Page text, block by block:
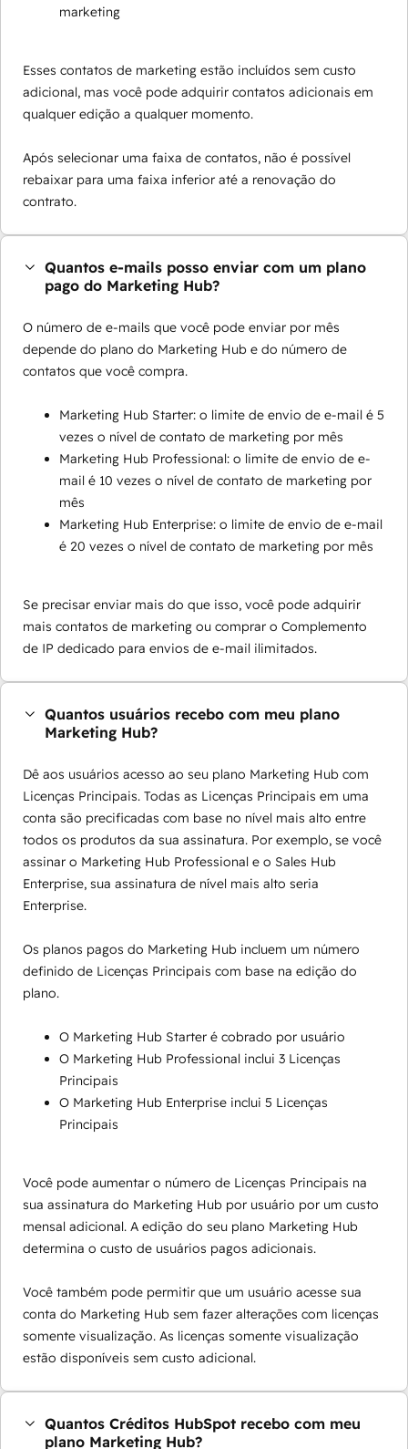
marketing
Esses contatos de marketing estão incluídos sem custo
adicional, mas você pode adquirir contatos adicionais em
qualquer edição a qualquer momento.
Após selecionar uma faixa de contatos, não é possível
rebaixar para uma faixa inferior até a renovação do
contrato.
Quantos e-mails posso enviar com um plano
pago do Marketing Hub?
O número de e-mails que você pode enviar por mês
depende do plano do Marketing Hub e do número de
contatos que você compra.
Marketing Hub Starter: o limite de envio de e-mail é 5
vezes o nível de contato de marketing por mês
Marketing Hub Professional: o limite de envio de e-
mail é 10 vezes o nível de contato de marketing por
mês
Marketing Hub Enterprise: o limite de envio de e-mail
é 20 vezes o nível de contato de marketing por mês
Se precisar enviar mais do que isso, você pode adquirir
mais contatos de marketing ou comprar o Complemento
de IP dedicado para envios de e-mail ilimitados.
Quantos usuários recebo com meu plano
Marketing Hub?
Dê aos usuários acesso ao seu plano Marketing Hub com
Licenças Principais. Todas as Licenças Principais em uma
conta são precificadas com base no nível mais alto entre
todos os produtos da sua assinatura. Por exemplo, se você
assinar o Marketing Hub Professional e o Sales Hub
Enterprise, sua assinatura de nível mais alto seria
Enterprise.
Os planos pagos do Marketing Hub incluem um número
definido de Licenças Principais com base na edição do
plano.
O Marketing Hub Starter é cobrado por usuário
O Marketing Hub Professional inclui 3 Licenças
Principais
O Marketing Hub Enterprise inclui 5 Licenças
Principais
Você pode aumentar o número de Licenças Principais na
sua assinatura do Marketing Hub por usuário por um custo
mensal adicional. A edição do seu plano Marketing Hub
determina o custo de usuários pagos adicionais.
Você também pode permitir que um usuário acesse sua
conta do Marketing Hub sem fazer alterações com licenças
somente visualização. As licenças somente visualização
estão disponíveis sem custo adicional.
Quantos Créditos HubSpot recebo com meu
plano Marketing Hub?